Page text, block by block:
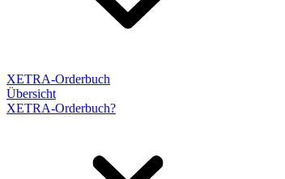
XETRA-Orderbuch
Übersicht
XETRA-Orderbuch?